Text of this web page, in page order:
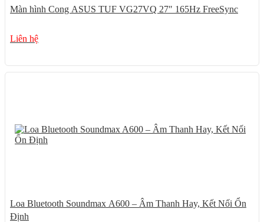
Màn hình Cong ASUS TUF VG27VQ 27″ 165Hz FreeSync
Liên hệ
Loa Bluetooth Soundmax A600 – Âm Thanh Hay, Kết Nối Ổn
Định